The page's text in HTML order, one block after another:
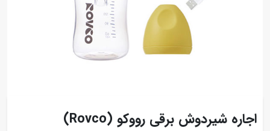
اجاره شیردوش برقی رووکو (Rovco)